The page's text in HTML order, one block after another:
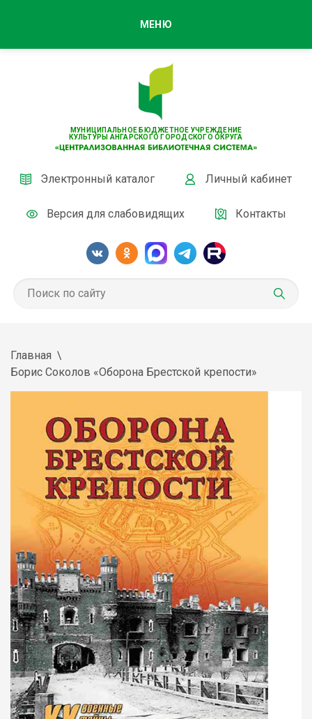
МУНИЦИПАЛЬНОЕ БЮДЖЕТНОЕ УЧРЕЖДЕНИЕ
КУЛЬТУРЫ АНГАРСКОГО ГОРОДСКОГО ОКРУГА
Электронный каталог Личный кабинет
Версия для слабовидящих Контакты
МЕНЮ
Главная
Борис Соколов «Оборона Брестской крепости»